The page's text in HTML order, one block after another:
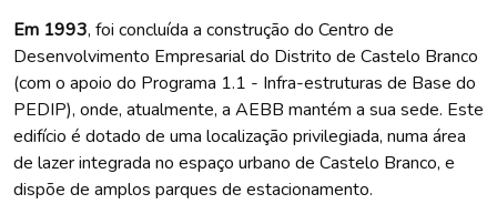
Em 1993, foi concluída a construção do Centro de
Desenvolvimento Empresarial do Distrito de Castelo Branco
(com o apoio do Programa 1.1 - Infra-estruturas de Base do
PEDIP), onde, atualmente, a AEBB mantém a sua sede. Este
edifício é dotado de uma localização privilegiada, numa área
de lazer integrada no espaço urbano de Castelo Branco, e
dispõe de amplos parques de estacionamento.